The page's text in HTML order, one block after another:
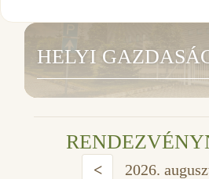
HELYI
< 2026.